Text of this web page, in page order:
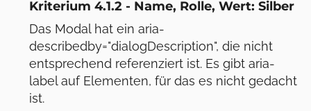
Kriterium 4.1.2 - Name, Rolle, Wert: Silber
Das Modal hat ein aria-
describedby="dialogDescription", die nicht
entsprechend referenziert ist. Es gibt aria-
label auf Elementen, für das es nicht gedacht
ist.